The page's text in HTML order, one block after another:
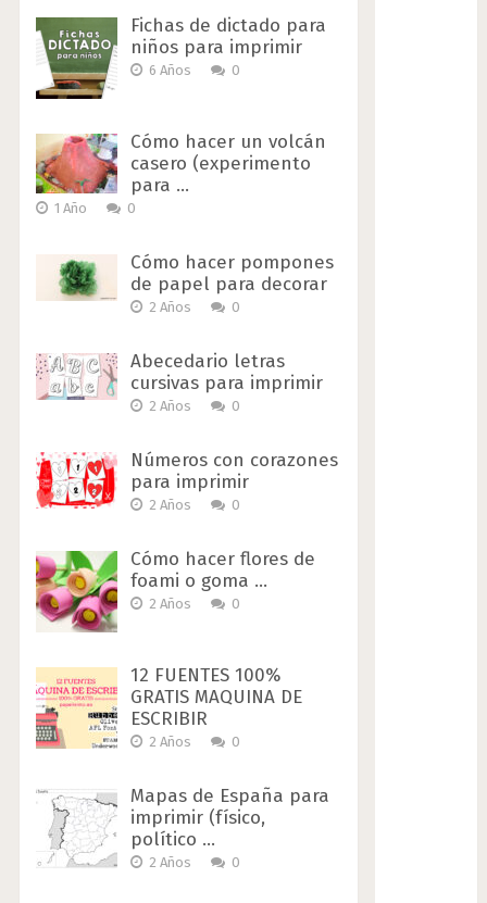
Fichas de dictado para
niños para imprimir
6 Años 0
Cómo hacer un volcán
casero (experimento
para …
1 Año 0
Cómo hacer pompones
de papel para decorar
2 Años 0
Abecedario letras
cursivas para imprimir
2 Años 0
Números con corazones
para imprimir
2 Años 0
Cómo hacer flores de
foami o goma …
2 Años 0
12 FUENTES 100%
GRATIS MAQUINA DE
ESCRIBIR
2 Años 0
Mapas de España para
imprimir (físico,
político …
2 Años 0